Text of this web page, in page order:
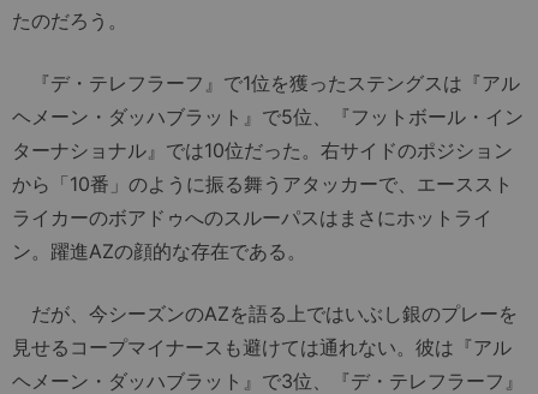
たのだろう。
『デ・テレフラーフ』で1位を獲ったステングスは『アル
ヘメーン・ダッハブラット』で5位、『フットボール・イン
ターナショナル』では10位だった。右サイドのポジション
から「10番」のように振る舞うアタッカーで、エーススト
ライカーのボアドゥへのスルーパスはまさにホットライ
ン。躍進AZの顔的な存在である。
だが、今シーズンのAZを語る上ではいぶし銀のプレーを
見せるコープマイナースも避けては通れない。彼は『アル
ヘメーン・ダッハブラット』で3位、『デ・テレフラーフ』